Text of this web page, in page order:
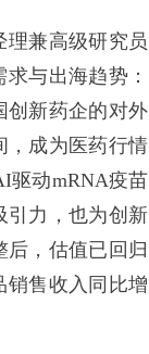
兼高级研究员
与出海趋势：
创新药企的对外
，成为医药行情
驱动mRNA疫苗
引力，也为创新
，估值已回归
销售收入同比增